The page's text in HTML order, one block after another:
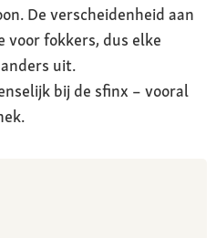
De verscheidenheid aan
voor fokkers, dus elke
uit.
bij de sfinx – vooral